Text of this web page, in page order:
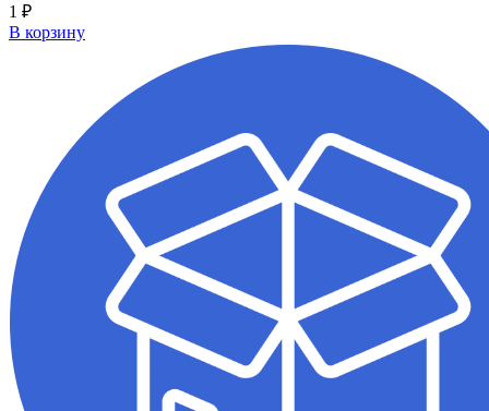
1 ₽
В корзину